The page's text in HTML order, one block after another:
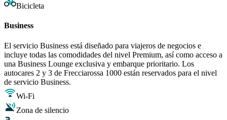
Bicicleta
Business
El servicio Business está diseñado para viajeros de negocios e
incluye todas las comodidades del nivel Premium, así como acceso a
una Business Lounge exclusiva y embarque prioritario. Los
autocares 2 y 3 de Frecciarossa 1000 están reservados para el nivel
de servicio Business.
Wi-Fi
Zona de silencio